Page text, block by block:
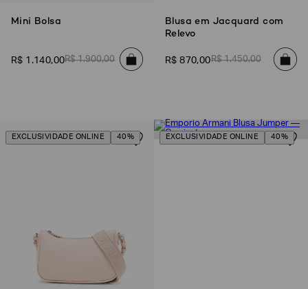
Mini Bolsa
R$ 1 .140,00R$ 1.900,00
Blusa em Jacquard com
Relevo
R$ 870,00R$ 1.450,00
EXCLUSIVIDADE ONLINE 40% EXCLUSIVIDADE ONLINE 40%